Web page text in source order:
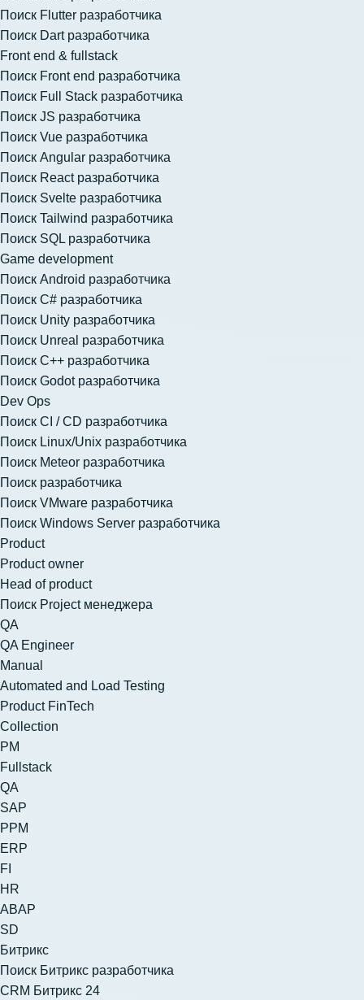
Поиск Flutter разработчика
Поиск Dart разработчика
Front end & fullstack
Поиск Front end разработчика
Поиск Full Stack разработчика
Поиск JS разработчика
Поиск Vue разработчика
Поиск Angular разработчика
Поиск React разработчика
Поиск Svelte разработчика
Поиск Tailwind разработчика
Поиск SQL разработчика
Game development
Поиск Android разработчика
Поиск C# разработчика
Поиск Unity разработчика
Поиск Unreal разработчика
Поиск C++ разработчика
Поиск Godot разработчика
Dev Ops
Поиск CI / CD разработчика
Поиск Linux/Unix разработчика
Поиск Meteor разработчика
Поиск разработчика
Поиск VMware разработчика
Поиск Windows Server разработчика
Product
Product owner
Head of product
Поиск Project менеджера
QA
QA Engineer
Manual
Automated and Load Testing
Product FinTech
Collection
PM
Fullstack
QA
SAP
PPM
ERP
FI
HR
ABAP
SD
Битрикс
Поиск Битрикс разработчика
CRM Битрикс 24